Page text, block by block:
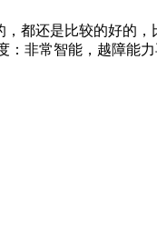
，都还是比较的好的，
：非常智能，越障能